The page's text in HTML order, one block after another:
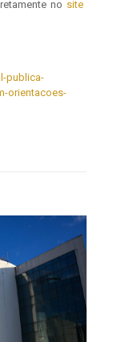
no site
publica-
orientacoes-